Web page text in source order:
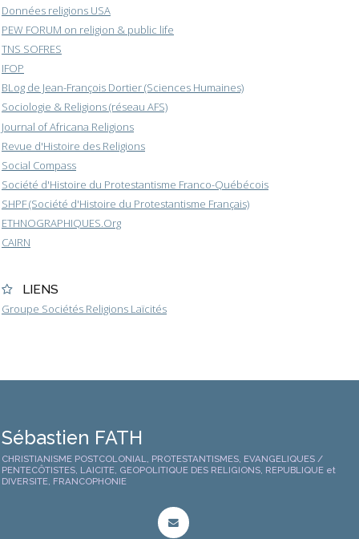
Données religions USA
PEW FORUM on religion & public life
TNS SOFRES
IFOP
BLog de Jean-François Dortier (Sciences Humaines)
Sociologie & Religions (réseau AFS)
Journal of Africana Religions
Revue d'Histoire des Religions
Social Compass
Société d'Histoire du Protestantisme Franco-Québécois
SHPF (Société d'Histoire du Protestantisme Français)
ETHNOGRAPHIQUES.Org
CAIRN
LIENS
Groupe Sociétés Religions Laïcités
Sébastien FATH
CHRISTIANISME POSTCOLONIAL, PROTESTANTISMES, EVANGELIQUES /
PENTECÔTISTES, LAICITE, GEOPOLITIQUE DES RELIGIONS, REPUBLIQUE et
DIVERSITE, FRANCOPHONIE